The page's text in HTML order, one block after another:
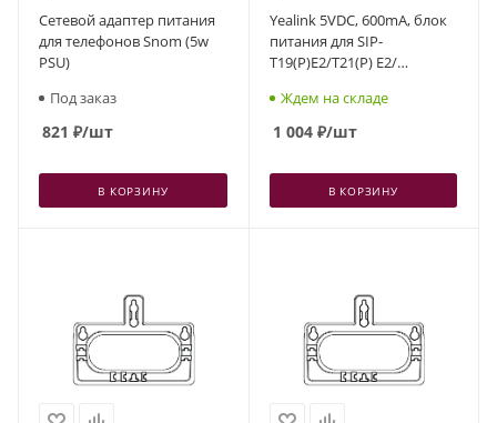
Сетевой адаптер питания
для телефонов Snom (5w
PSU)
Под заказ
821 ₽/шт
В КОРЗИНУ
Yealink 5VDC, 600mA, блок
питания для SIP-
T19(P)E2/T21(P) E2/
Ждем на складе
1 004₽/шт
В КОРЗИНУ